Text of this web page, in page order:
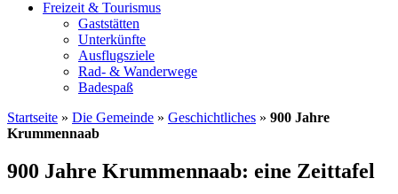
Freizeit & Tourismus
Gaststätten
Unterkünfte
Ausflugsziele
Rad- & Wanderwege
Badespaß
Startseite » Die Gemeinde » Geschichtliches » 900 Jahre
Krummennaab
900 Jahre Krummennaab: eine Zeittafel